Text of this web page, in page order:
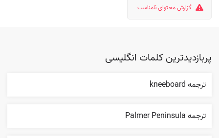
گزارش محتوای نامناسب
پربازدیدترین کلمات انگلیسی
ترجمه kneeboard
ترجمه Palmer Peninsula